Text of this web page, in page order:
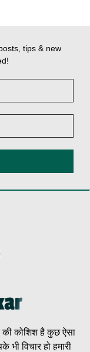
tips & new
कोशिश है कुछ ऐसा
विचार हो हमारी